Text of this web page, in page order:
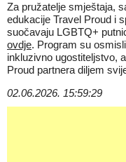
Za pružatelje smještaja,
edukacije Travel Proud i
suočavaju LGBTQ+
ovdje. Program su
inkluzivno ugostiteljstvo,
Proud partnera diljem
02.06.2026. 15:59:29